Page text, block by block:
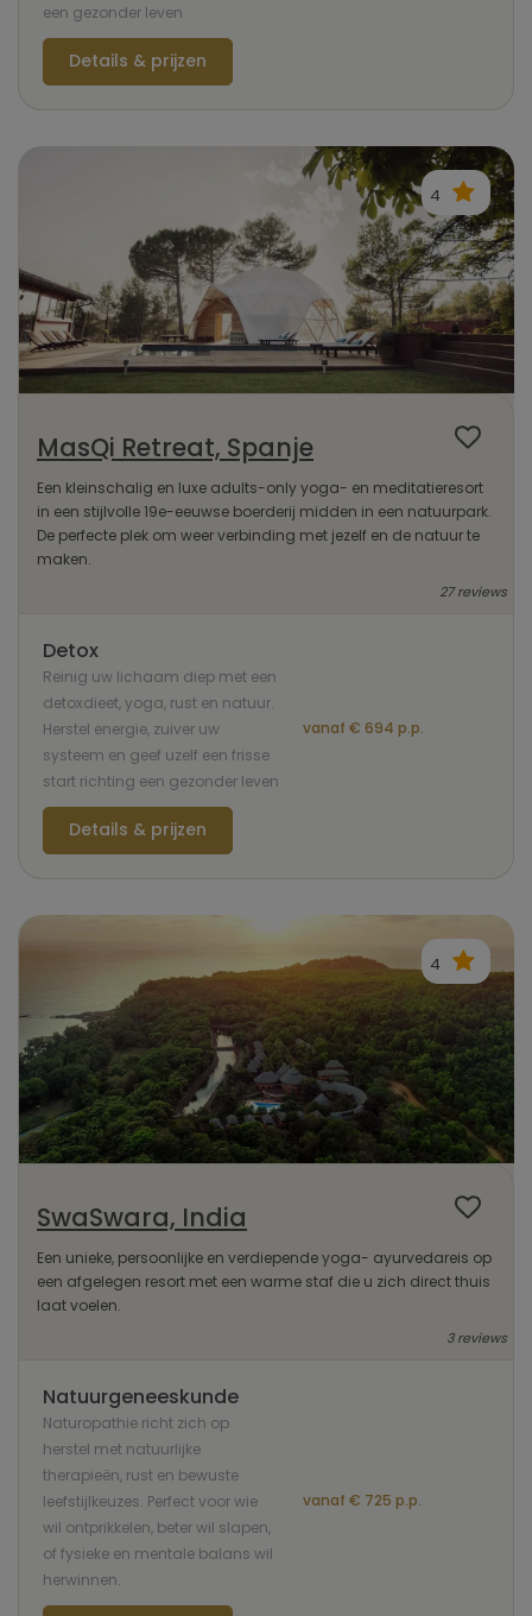
een gezonder leven
Details & prijzen
4
MasQi Retreat, Spanje
Een kleinschalig en luxe adults-only yoga- en meditatieresort
in een stijlvolle 19e-eeuwse boerderij midden in een natuurpark.
De perfecte plek om weer verbinding met jezelf en de natuur te
maken.
27 reviews
Detox
Reinig uw lichaam diep met een
detoxdieet, yoga, rust en natuur.
Herstel energie, zuiver uw
systeem en geef uzelf een frisse
start richting een gezonder leven
vanaf € 694 p.p.
Details & prijzen
4
SwaSwara, India
Een unieke, persoonlijke en verdiepende yoga- ayurvedareis op
een afgelegen resort met een warme staf die u zich direct thuis
laat voelen.
3 reviews
Natuurgeneeskunde
Naturopathie richt zich op
herstel met natuurlijke
therapieën, rust en bewuste
leefstijlkeuzes. Perfect voor wie
wil ontprikkelen, beter wil slapen,
of fysieke en mentale balans wil
herwinnen.
vanaf € 725 p.p.